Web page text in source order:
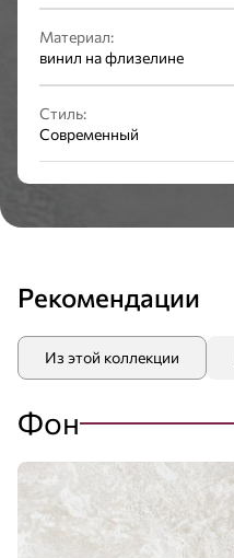
Материал:
винил на флизелине
Стиль:
Современный
Рекомендации
Из этой коллекции
Фон